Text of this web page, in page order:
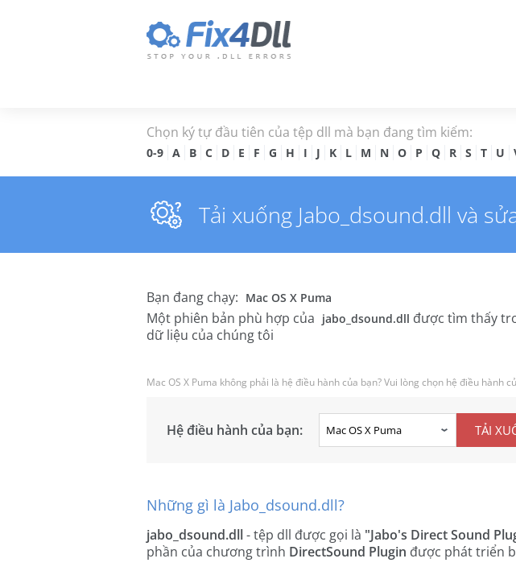
Chọn ký tự đầu tiên của tệp dll mà bạn đang tìm kiếm:
0-9 A B C D E F G H I J K L M N O P Q R S T U
Tải xuống Jabo_dsound.dll và
Bạn đang chạy: Mac OS X Puma
Một phiên bản phù hợp của jabo_dsound.dll được tìm thấy
dữ liệu của chúng tôi
Mac OS X Puma không phải là hệ điều hành của bạn? Vui lòng chọn hệ điều hành
Hệ điều hành của bạn: TẢI
Những gì là Jabo_dsound.dll?
jabo_dsound.dll- tệp dll được gọi là "Jabo's Direct Sound
phần của chương trình DirectSound Plugin được phát triển